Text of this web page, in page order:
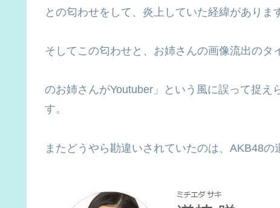
との匂わせをして、炎上していた経緯がありま
そしてこの匂わせと、お姉さんの画像流出の
のお姉さんがYoutuber」という風に誤って捉
す。
またどうやら勘違いされていたのは、AKB48の